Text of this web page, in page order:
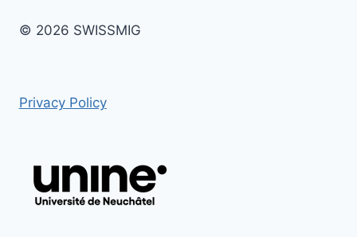
© 2026 SWISSMIG
Privacy Policy